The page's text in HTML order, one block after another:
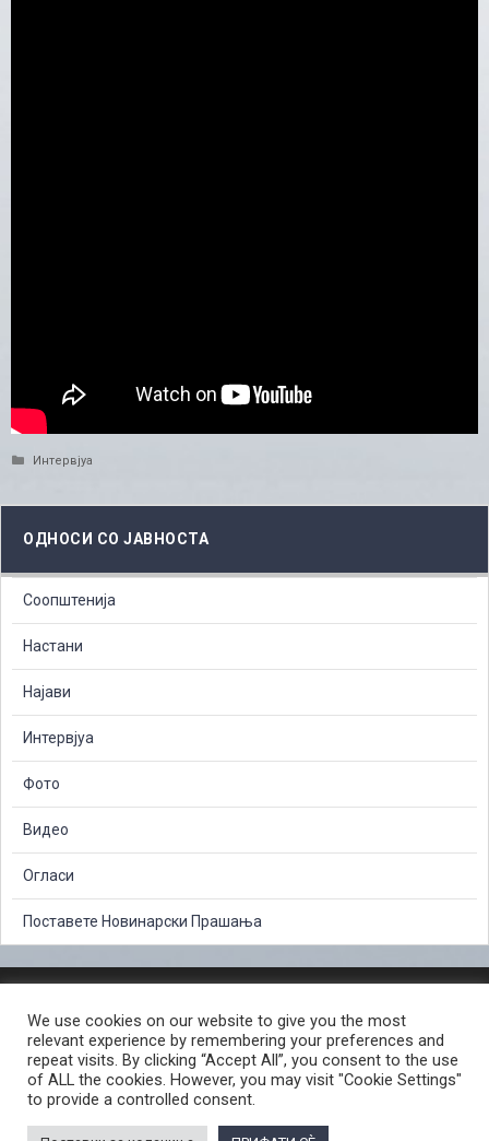
Categories
Интервјуа
ОДНОСИ СО ЈАВНОСТА
Соопштенија
Настани
Најави
Интервјуа
Фото
Видео
Огласи
Поставете Новинарски Прашања
СЛОБОДЕН ПРИСТАП ДО ИНФОРМАЦИИ ОД ЈАВЕН КАРАКТЕР
ПОСТАПКА ЗА ПРИЈАВА НА КРИВИЧНО ДЕЛО
КОРИСНИ ЛИНКОВИ
ПОЛИТИКА ЗА ПРИВАТНОСТ ВЕБ СТРАНИЦА
We use cookies on our website to give you the most
relevant experience by remembering your preferences and
repeat visits. By clicking “Accept All”, you consent to the use
of ALL the cookies. However, you may visit "Cookie Settings"
to provide a controlled consent.